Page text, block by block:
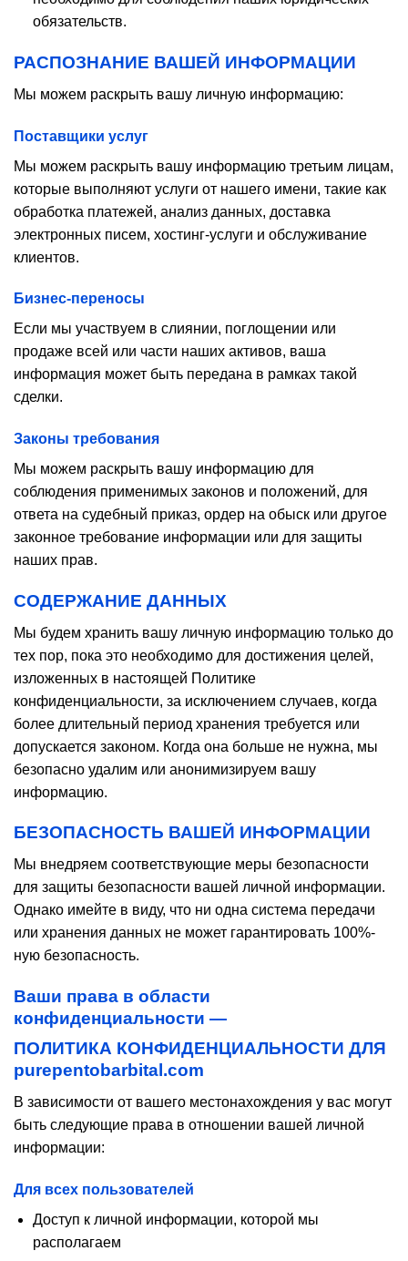
обязательств.
РАСПОЗНАНИЕ ВАШЕЙ ИНФОРМАЦИИ
Мы можем раскрыть вашу личную информацию:
Поставщики услуг
Мы можем раскрыть вашу информацию третьим лицам,
которые выполняют услуги от нашего имени, такие как
обработка платежей, анализ данных, доставка
электронных писем, хостинг-услуги и обслуживание
клиентов.
Бизнес-переносы
Если мы участвуем в слиянии, поглощении или
продаже всей или части наших активов, ваша
информация может быть передана в рамках такой
сделки.
Законы требования
Мы можем раскрыть вашу информацию для
соблюдения применимых законов и положений, для
ответа на судебный приказ, ордер на обыск или другое
законное требование информации или для защиты
наших прав.
СОДЕРЖАНИЕ ДАННЫХ
Мы будем хранить вашу личную информацию только до
тех пор, пока это необходимо для достижения целей,
изложенных в настоящей Политике
конфиденциальности, за исключением случаев, когда
более длительный период хранения требуется или
допускается законом. Когда она больше не нужна, мы
безопасно удалим или анонимизируем вашу
информацию.
БЕЗОПАСНОСТЬ ВАШЕЙ ИНФОРМАЦИИ
Мы внедряем соответствующие меры безопасности
для защиты безопасности вашей личной информации.
Однако имейте в виду, что ни одна система передачи
или хранения данных не может гарантировать 100%-
ную безопасность.
Ваши права в области
конфиденциальности —
ПОЛИТИКА КОНФИДЕНЦИАЛЬНОСТИ ДЛЯ
purepentobarbital.com
В зависимости от вашего местонахождения у вас могут
быть следующие права в отношении вашей личной
информации:
Для всех пользователей
Доступ к личной информации, которой мы
располагаем